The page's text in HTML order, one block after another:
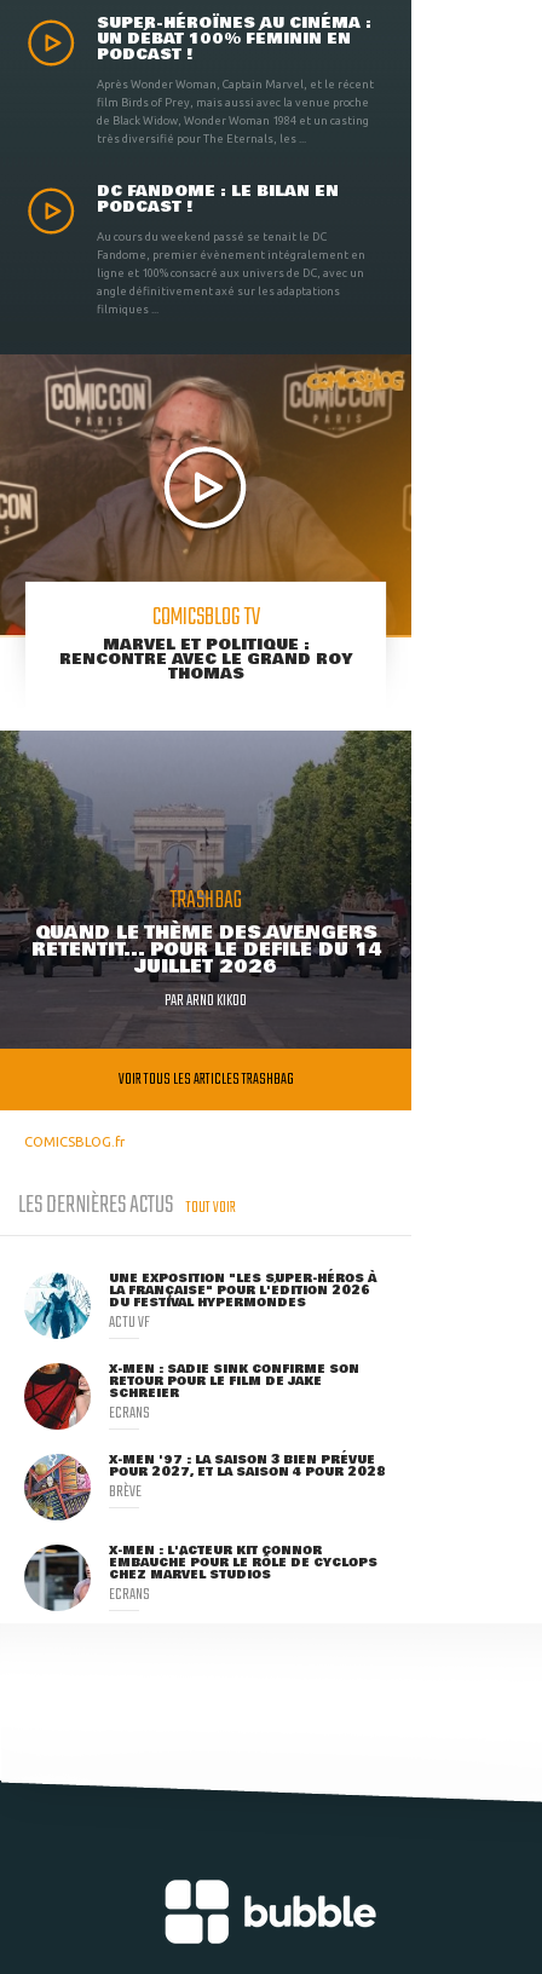
SUPER-HÉROÏNES AU CINÉMA :
UN DÉBAT 100% FÉMININ EN
PODCAST !
Après Wonder Woman, Captain Marvel, et le récent
film Birds of Prey, mais aussi avec la venue proche
de Black Widow, Wonder Woman 1984 et un casting
très diversifié pour The Eternals, les ...
DC FANDOME : LE BILAN EN
PODCAST !
Au cours du weekend passé se tenait le DC
Fandome, premier évènement intégralement en
ligne et 100% consacré aux univers de DC, avec un
angle définitivement axé sur les adaptations
filmiques ...
COMICSBLOG TV
MARVEL ET POLITIQUE :
RENCONTRE AVEC LE GRAND ROY
THOMAS
TRASHBAG
QUAND LE THÈME DES AVENGERS
RETENTIT... POUR LE DÉFILÉ DU 14
JUILLET 2026
PARARNO KIKOO
VOIR TOUS LES ARTICLES TRASHBAG
COMICSBLOG.fr
LES DERNIÈRES ACTUS TOUT VOIR
UNE EXPOSITION "LES SUPER-HÉROS À
LA FRANÇAISE" POUR L'ÉDITION 2026
DU FESTIVAL HYPERMONDES
ACTU VF
X-MEN : SADIE SINK CONFIRME SON
RETOUR POUR LE FILM DE JAKE
SCHREIER
ECRANS
X-MEN '97 : LA SAISON 3 BIEN PRÉVUE
POUR 2027, ET LA SAISON 4 POUR 2028
BRÈVE
X-MEN : L'ACTEUR KIT CONNOR
EMBAUCHÉ POUR LE RÔLE DE CYCLOPS
CHEZ MARVEL STUDIOS
ECRANS